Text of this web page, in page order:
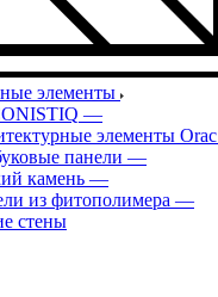
элементы
—
элементы Orac
панели —
камень —
из фитополимера —
стены